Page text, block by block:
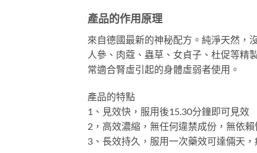
產品的作用原理
來自德國最新的神秘配方。純淨天然，
人參、肉蔻、蟲草、女貞子、杜促等精
常適合腎虛引起的身體虛弱者使用。
產品的特點
1、見效快，服用後15.30分鐘即可見效
2，高效濃縮，無任何違禁成份，無依賴
3、長效持久，服用一次藥效可達倆天